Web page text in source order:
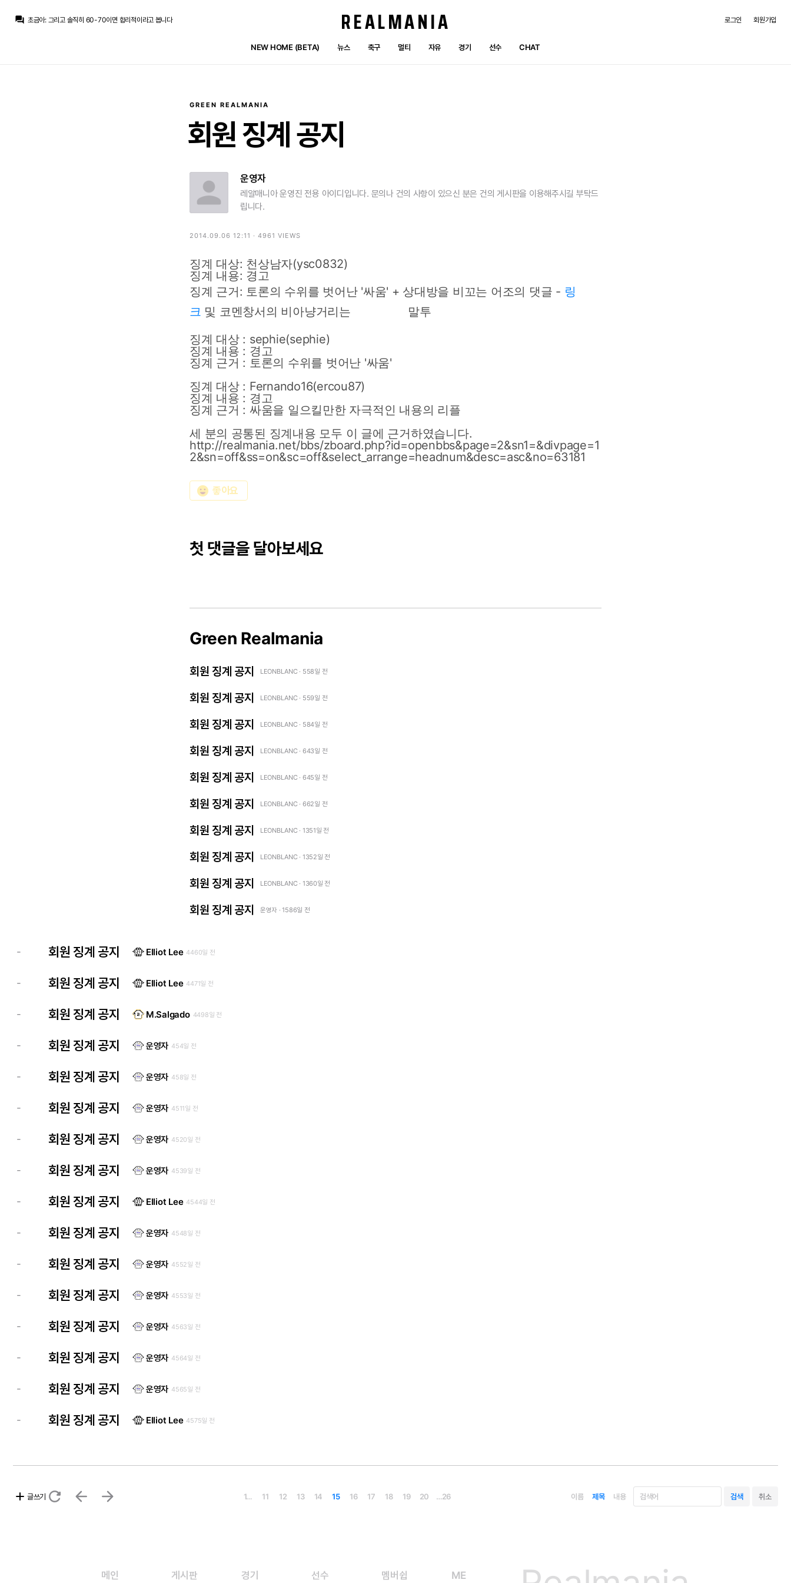
question_answer 초금아: 그리고 솔직히 60-70이면 합리적이라고 봅니다
REALMANIA
NEW HOME (BETA) 뉴스 축구 멀티 자유 경기 선수 CHAT
로그인 회원가입
GREEN REALMANIA
회원 징계 공지
운영자
레알매니아 운영진 전용 아이디입니다. 문의나 건의 사항이 있으신 분은 건의 게시판을 이용해주시길 부탁드
립니다.
2014.09.06 12:11 · 4961 VIEWS
징계 대상: 천상남자(ysc0832)
징계 내용: 경고
징계 근거: 토론의 수위를 벗어난 '싸움' + 상대방을 비꼬는 어조의 댓글 - 링
크 및 코멘창서의 비아냥거리는 말투
징계 대상 : sephie(sephie)
징계 내용 : 경고
징계 근거 : 토론의 수위를 벗어난 '싸움'
징계 대상 : Fernando16(ercou87)
징계 내용 : 경고
징계 근거 : 싸움을 일으킬만한 자극적인 내용의 리플
세 분의 공통된 징계내용 모두 이 글에 근거하였습니다.
http://realmania.net/bbs/zboard.php?id=openbbs&page=2&sn1=&divpage=1
2&sn=off&ss=on&sc=off&select_arrange=headnum&desc=asc&no=63181
emoji_emotions 좋아요
첫 댓글을 달아보세요
Green Realmania
회원 징계 공지 LEONBLANC · 558일 전
회원 징계 공지 LEONBLANC · 559일 전
회원 징계 공지 LEONBLANC · 584일 전
회원 징계 공지 LEONBLANC · 643일 전
회원 징계 공지 LEONBLANC · 645일 전
회원 징계 공지 LEONBLANC · 662일 전
회원 징계 공지 LEONBLANC · 1351일 전
회원 징계 공지 LEONBLANC · 1352일 전
회원 징계 공지 LEONBLANC · 1360일 전
회원 징계 공지 운영자 · 1586일 전
- 회원 징계 공지 Elliot Lee 4460일 전
- 회원 징계 공지 Elliot Lee 4471일 전
- 회원 징계 공지 M.Salgado 4498일 전
- 회원 징계 공지 운영자 454일 전
- 회원 징계 공지 운영자 458일 전
- 회원 징계 공지 운영자 4511일 전
- 회원 징계 공지 운영자 4520일 전
- 회원 징계 공지 운영자 4539일 전
- 회원 징계 공지 Elliot Lee 4544일 전
- 회원 징계 공지 운영자 4548일 전
- 회원 징계 공지 운영자 4552일 전
- 회원 징계 공지 운영자 4553일 전
- 회원 징계 공지 운영자 4563일 전
- 회원 징계 공지 운영자 4564일 전
- 회원 징계 공지 운영자 4565일 전
- 회원 징계 공지 Elliot Lee 4575일 전
add 글쓰기 refresh arrow_back arrow_forward 1… 11 12 13 14 15 16 17 18 19 20 …26 이름 제목 내용
메인 게시판 경기 선수 멤버쉽 ME